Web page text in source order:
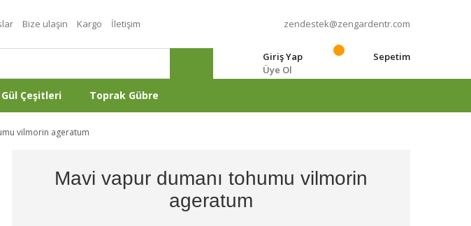
Bize ulaşın Kargo İletişim zendestek@zengardentr.com
Giriş Yap
Üye Ol
Sepetim
Gül Çeşitleri Toprak Gübre
vilmorin ageratum
Mavi vapur dumanı tohumu vilmorin
ageratum